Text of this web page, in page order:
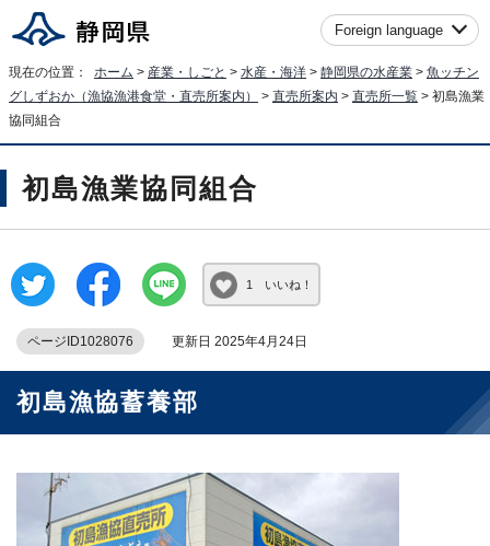
Foreign language
現在の位置： ホーム > 産業・しごと > 水産・海洋 > 静岡県の水産業 > 魚ッチン
グしずおか（漁協漁港食堂・直売所案内）
> 直売所案内 > 直売所一覧 > 初島漁業
協同組合
初島漁業協同組合
1 いいね！
ページID1028076 更新日 2025年4月24日
初島漁協蓄養部